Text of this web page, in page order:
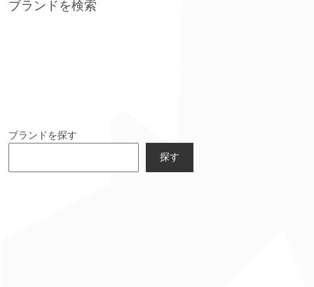
ブランドを検索
ブランドを探す
探す